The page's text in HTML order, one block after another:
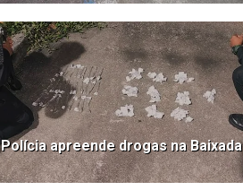
Polícia apreende drogas na Baixada